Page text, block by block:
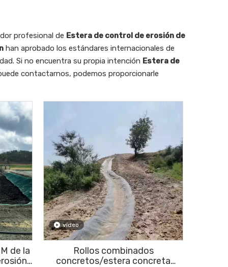
profesional de Estera de control de erosión de
han aprobado los estándares internacionales de
Si no encuentra su propia intención Estera de
contactarnos, podemos proporcionarle
de la
vídeo
Rollos combinados
concretos/estera concreta